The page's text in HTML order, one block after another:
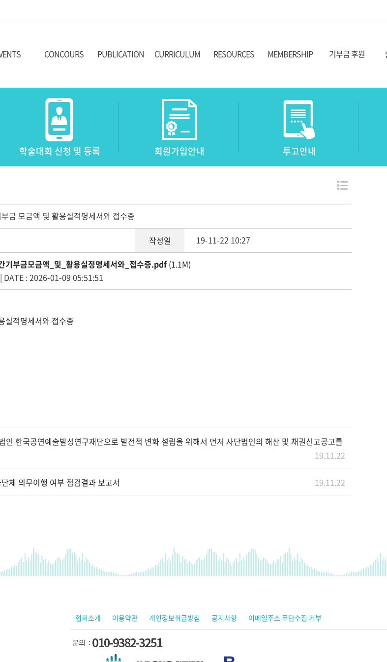
등록
항
CONCOURS
콩쿨 소개
콩쿨 역사
과제곡 및 요강
참가자 결과 확인
공지사항
자주묻는질문
PUBLICATION
투고안내
투고규정
광고게재 안내
CURRICULUM
최고위과정 소개
최고위과정 커리큘럼
공연예술발성지도사
단기교육과정
수강신청
수강신청확인
RESOURCES
심포지움 영상
단기교육과정 영상
테크닉영상
MEMBERSHIP
회원가입안내
입회원서작성
기부금 후원
기부금후원 안내
학술대회 신청 및 등록 회원가입안내 투고안내
금 모금액 및 활용실적명세서와 접수증
작성일 19-11-22 10:27
(1.1M)
DATE : 2026-01-09 05:51:51
실적명세서와 접수증
인 한국공연예술발성연구재단으로 발전적 변화 설립을 위해서 먼저 사단법인의 해산 및 채권신고공고를
19.11.22
체 의무이행 여부 점검결과 보고서 19.11.22
협회소개 이용약관 개인정보취급방침 공지사항 이메일주소 무단수집 거부